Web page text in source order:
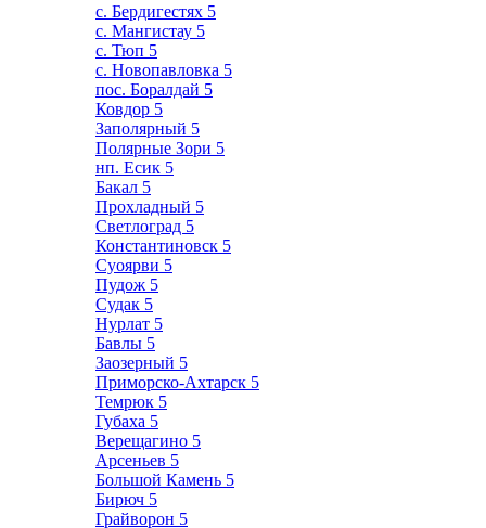
с. Бердигестях 5
с. Мангистау 5
с. Тюп 5
с. Новопавловка 5
пос. Боралдай 5
Ковдор 5
Заполярный 5
Полярные Зори 5
нп. Есик 5
Бакал 5
Прохладный 5
Светлоград 5
Константиновск 5
Суоярви 5
Пудож 5
Судак 5
Нурлат 5
Бавлы 5
Заозерный 5
Приморско-Ахтарск 5
Темрюк 5
Губаха 5
Верещагино 5
Арсеньев 5
Большой Камень 5
Бирюч 5
Грайворон 5